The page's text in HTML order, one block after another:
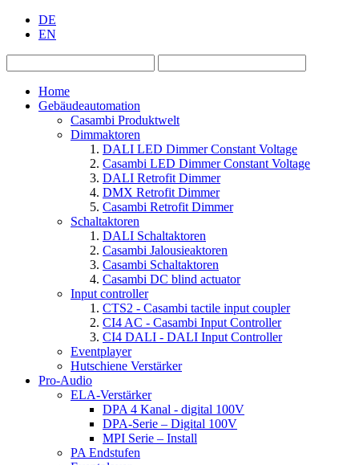
DE
EN
Home
Gebäudeautomation
Casambi Produktwelt
Dimmaktoren
DALI LED Dimmer Constant Voltage
Casambi LED Dimmer Constant Voltage
DALI Retrofit Dimmer
DMX Retrofit Dimmer
Casambi Retrofit Dimmer
Schaltaktoren
DALI Schaltaktoren
Casambi Jalousieaktoren
Casambi Schaltaktoren
Casambi DC blind actuator
Input controller
CTS2 - Casambi tactile input coupler
CI4 AC - Casambi Input Controller
CI4 DALI - DALI Input Controller
Eventplayer
Hutschiene Verstärker
Pro-Audio
ELA-Verstärker
DPA 4 Kanal - digital 100V
DPA-Serie – Digital 100V
MPI Serie – Install
PA Endstufen